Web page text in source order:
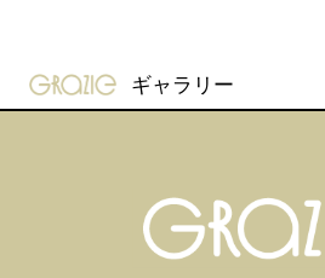
gravure-grazie
ギャラリー